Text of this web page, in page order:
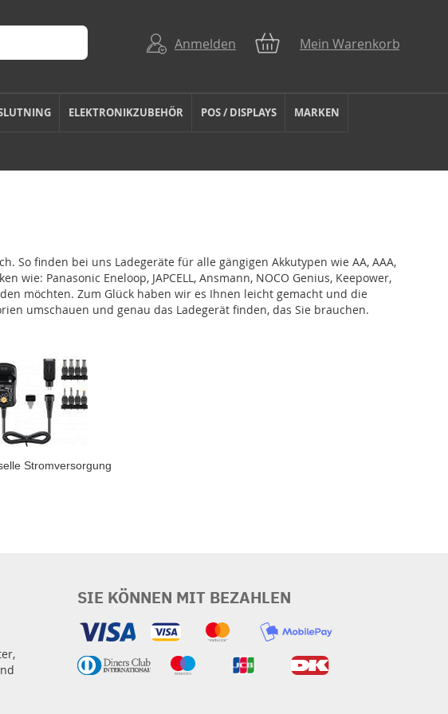
Anmelden Mein Warenkorb
ELEKTRONIKZUBEHÖR POS / DISPLAYS MARKEN
finden bei uns Ladegeräte für alle gängigen Akkutypen wie AA, AAA,
Panasonic Eneloop, JAPCELL, Ansmann, NOCO Genius, Keepower,
möchten. Zum Glück haben wir es Ihnen leicht gemacht und die
umschauen und genau das Ladegerät finden, das Sie brauchen.
Stromversorgung
SIE KÖNNEN MIT BEZAHLEN